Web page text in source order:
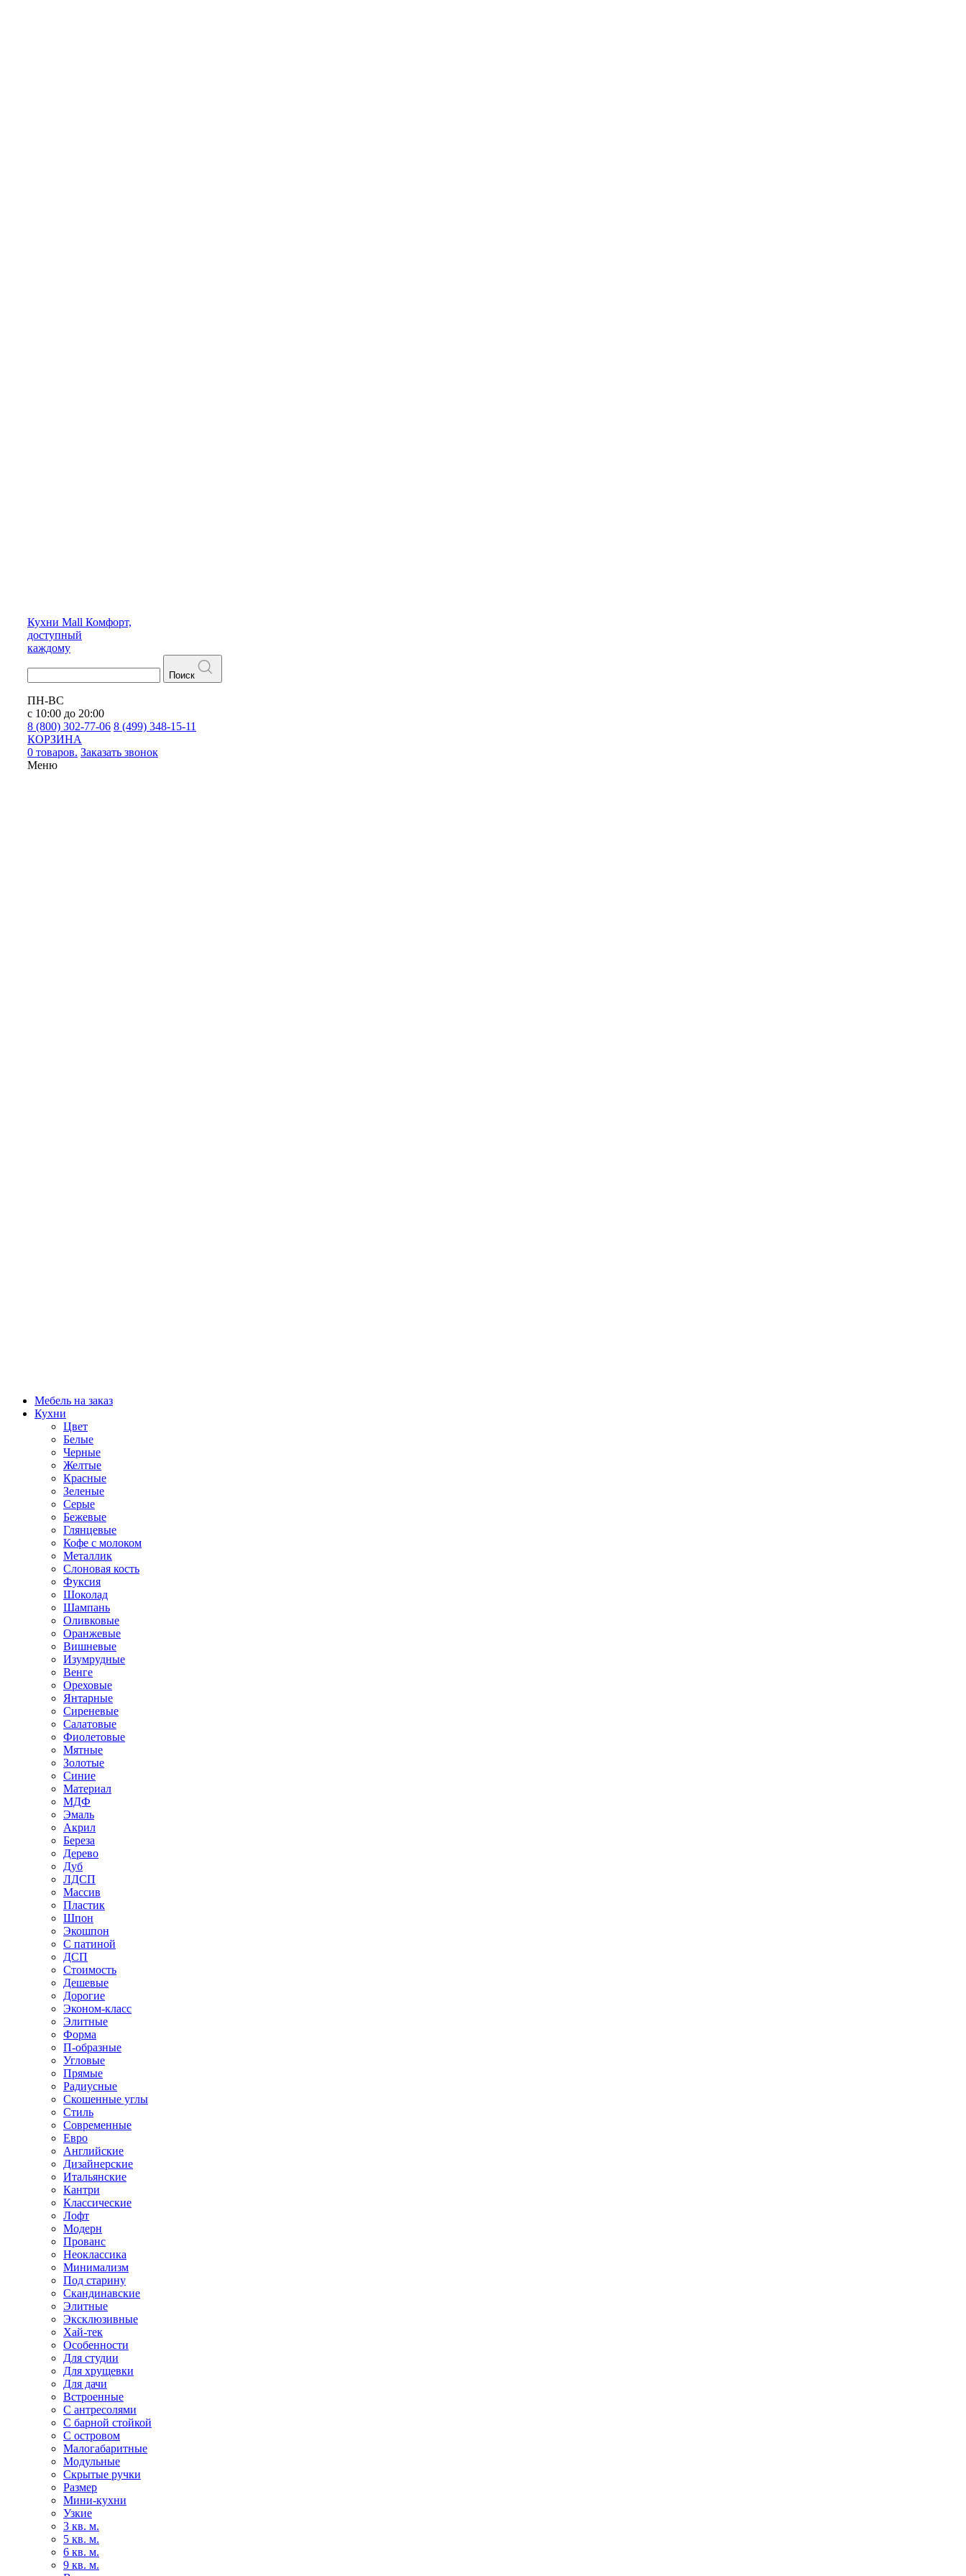
Кухни Mall Комфорт,
доступный
каждому
Поиск
ПН-ВС
с 10:00 до 20:00
8 (800) 302-77-06 8 (499) 348-15-11
КОРЗИНА
0 товаров. Заказать звонок
Меню
Мебель на заказ
Кухни
Цвет
Белые
Черные
Желтые
Красные
Зеленые
Серые
Бежевые
Глянцевые
Кофе с молоком
Металлик
Слоновая кость
Фуксия
Шоколад
Шампань
Оливковые
Оранжевые
Вишневые
Изумрудные
Венге
Ореховые
Янтарные
Сиреневые
Салатовые
Фиолетовые
Мятные
Золотые
Синие
Материал
МДФ
Эмаль
Акрил
Береза
Дерево
Дуб
ЛДСП
Массив
Пластик
Шпон
Экошпон
С патиной
ДСП
Стоимость
Дешевые
Дорогие
Эконом-класс
Элитные
Форма
П-образные
Угловые
Прямые
Радиусные
Скошенные углы
Стиль
Современные
Евро
Английские
Дизайнерские
Итальянские
Кантри
Классические
Лофт
Модерн
Прованс
Неоклассика
Минимализм
Под старину
Скандинавские
Элитные
Эксклюзивные
Хай-тек
Особенности
Для студии
Для хрущевки
Для дачи
Встроенные
С антресолями
С барной стойкой
С островом
Малогабаритные
Модульные
Скрытые ручки
Размер
Мини-кухни
Узкие
3 кв. м.
5 кв. м.
6 кв. м.
9 кв. м.